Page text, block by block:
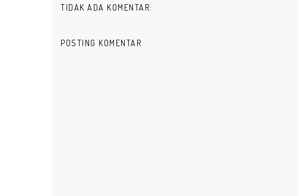
TIDAK ADA KOMENTAR:
POSTING KOMENTAR